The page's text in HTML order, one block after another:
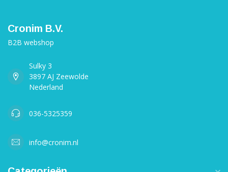
Cronim B.V.
B2B webshop
Sulky 3
3897 AJ Zeewolde
Nederland
036-5325359
info@cronim.nl